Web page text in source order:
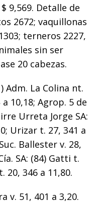
9,569. Detalle de
2672; vaquillonas
terneros 2227,
sin ser
20 cabezas.
Adm. La Colina nt.
10,18; Agrop. 5 de
Urreta Jorge SA:
Urizar t. 27, 341 a
Ballester v. 28,
SA: (84) Gatti t.
20, 346 a 11,80.
v. 51, 401 a 3,20.